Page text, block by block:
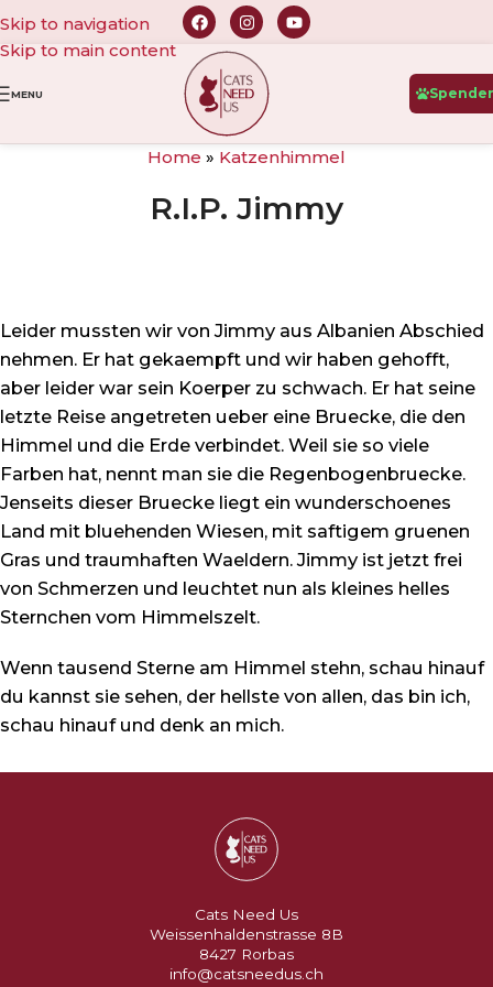
Skip to navigation
Skip to main content
MENU
Home » Katzenhimmel
R.I.P. Jimmy
Leider mussten wir von Jimmy aus Albanien Abschied
nehmen. Er hat gekaempft und wir haben gehofft,
aber leider war sein Koerper zu schwach. Er hat seine
letzte Reise angetreten ueber eine Bruecke, die den
Himmel und die Erde verbindet. Weil sie so viele
Farben hat, nennt man sie die Regenbogenbruecke.
Jenseits dieser Bruecke liegt ein wunderschoenes
Land mit bluehenden Wiesen, mit saftigem gruenen
Gras und traumhaften Waeldern. Jimmy ist jetzt frei
von Schmerzen und leuchtet nun als kleines helles
Sternchen vom Himmelszelt.
Wenn tausend Sterne am Himmel stehn, schau hinauf
du kannst sie sehen, der hellste von allen, das bin ich,
schau hinauf und denk an mich.
Cats Need Us
Weissenhaldenstrasse 8B
8427 Rorbas
info@catsneedus.ch